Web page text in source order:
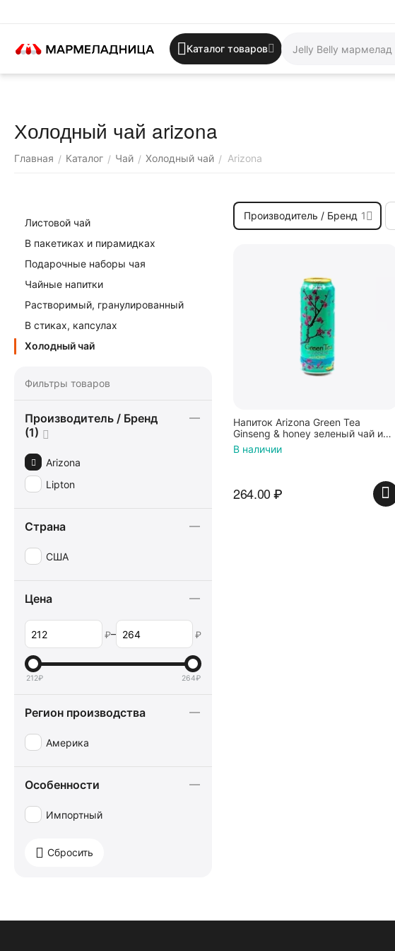
Каталог товаров
Холодный чай arizona
Главная / Каталог / Чай / Холодный чай / Arizona
Производитель / Бренд 1
Напиток Arizona Green Tea
Ginseng & honey зеленый чай и
мед 650мл, США
В наличии
264.00₽
Листовой чай
В пакетиках и пирамидках
Подарочные наборы чая
Чайные напитки
Растворимый, гранулированный
В стиках, капсулах
Холодный чай
Фильтры товаров
Производитель / Бренд
(1)
Arizona
Lipton
Страна
США
Цена
₽– ₽
212₽ 264₽
Регион производства
Америка
Особенности
Импортный
Сбросить